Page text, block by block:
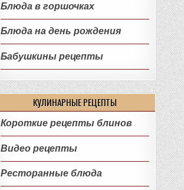
Блюда в горшочках
Блюда на день рождения
Бабушкины рецепты
КУЛИНАРНЫЕ РЕЦЕПТЫ
Короткие рецепты блинов
Видео рецепты
Ресторанные блюда